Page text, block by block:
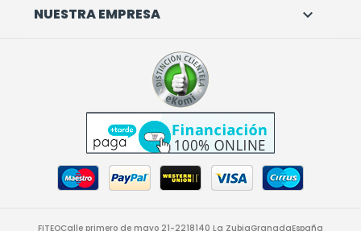
NUESTRA EMPRESA 
FITEOCalle primero de mayo 21-2218140 La ZubiaGranadaEspaña